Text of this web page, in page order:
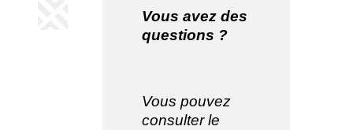
Vous avez des
questions ?
Vous pouvez
consulter le